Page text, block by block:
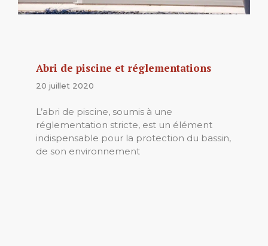
Abri de piscine et réglementations
20 juillet 2020
L’abri de piscine, soumis à une
réglementation stricte, est un élément
indispensable pour la protection du bassin,
de son environnement